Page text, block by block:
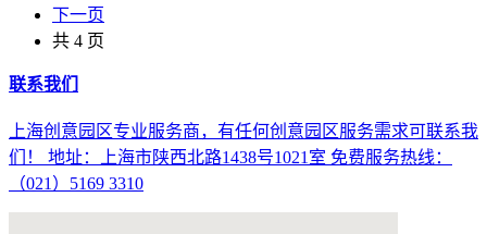
下一页
共 4 页
联系我们
上海创意园区专业服务商，有任何创意园区服务需求可联系我
们！ 地址：上海市陕西北路1438号1021室 免费服务热线：
（021）5169 3310